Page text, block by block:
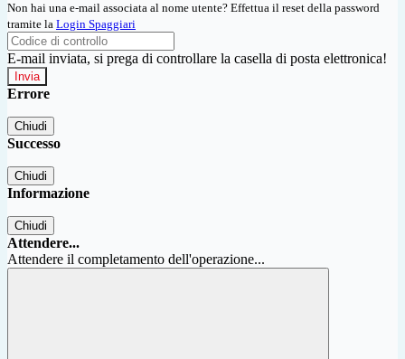
Non hai una e-mail associata al nome utente? Effettua il reset della password
tramite la Login Spaggiari
E-mail inviata, si prega di controllare la casella di posta elettronica!
Errore
Chiudi
Successo
Chiudi
Informazione
Chiudi
Attendere...
Attendere il completamento dell'operazione...